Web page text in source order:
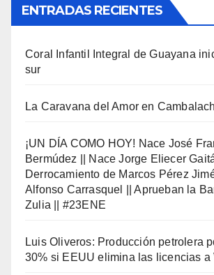
ENTRADAS RECIENTES
Coral Infantil Integral de Guayana
sur
La Caravana del Amor en
¡UN DÍA COMO HOY! Nace José
Bermúdez || Nace Jorge Eliecer
Derrocamiento de Marcos Pérez
Alfonso Carrasquel || Aprueban la
Zulia || #23ENE
Luis Oliveros: Producción petrolera
30% si EEUU elimina las licencias a